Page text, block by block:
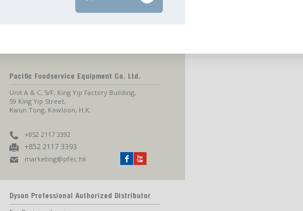
Pacific Foodservice Equipment Co. Ltd.
Unit A & C, 5/F, King Yip Factory Building,
59 King Yip Street,
Kwun Tong, Kowloon, H.K.
+852 2117 3392
+852 2117 3393
marketing@pfec.hk
Dyson Professional Authorized Distributor